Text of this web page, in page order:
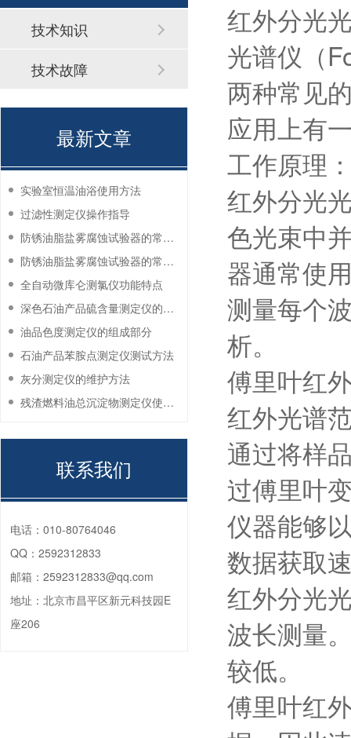
红外分光
光谱仪（
两种常见
应用上有
工作原理
红外分光
色光束中
器通常使
测量每个
析。
傅里叶红
红外光谱
通过将样
过傅里叶
仪器能够
数据获取
红外分光
波长测量
较低。
傅里叶红
技术知识
技术故障
最新文章
实验室恒温油浴使用方法
过滤性测定仪操作指导
防锈油脂盐雾腐蚀试验器的常见故障与解决方法
防锈油脂盐雾腐蚀试验器的常见故障与解决方法
全自动微库仑测氯仪功能特点
深色石油产品硫含量测定仪的工作环境要求
油品色度测定仪的组成部分
石油产品苯胺点测定仪测试方法
灰分测定仪的维护方法
残渣燃料油总沉淀物测定仪使用注意事项
联系我们
电话： 010-80764046
QQ： 2592312833
邮箱： 2592312833@qq.com
地址： 北京市昌平区新元科技园E
座206